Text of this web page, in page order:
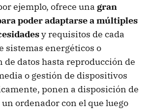
ejemplo, ofrece una gran
poder adaptarse a múltiples
y requisitos de cada
sistemas energéticos o
datos hasta reproducción de
o gestión de dispositivos
ponen a disposición de
ordenador con el que luego